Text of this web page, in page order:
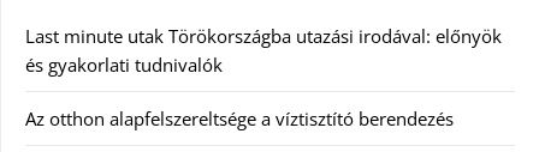
Last minute utak Törökországba utazási irodával: előnyök
és gyakorlati tudnivalók
Az otthon alapfelszereltsége a víztisztító berendezés